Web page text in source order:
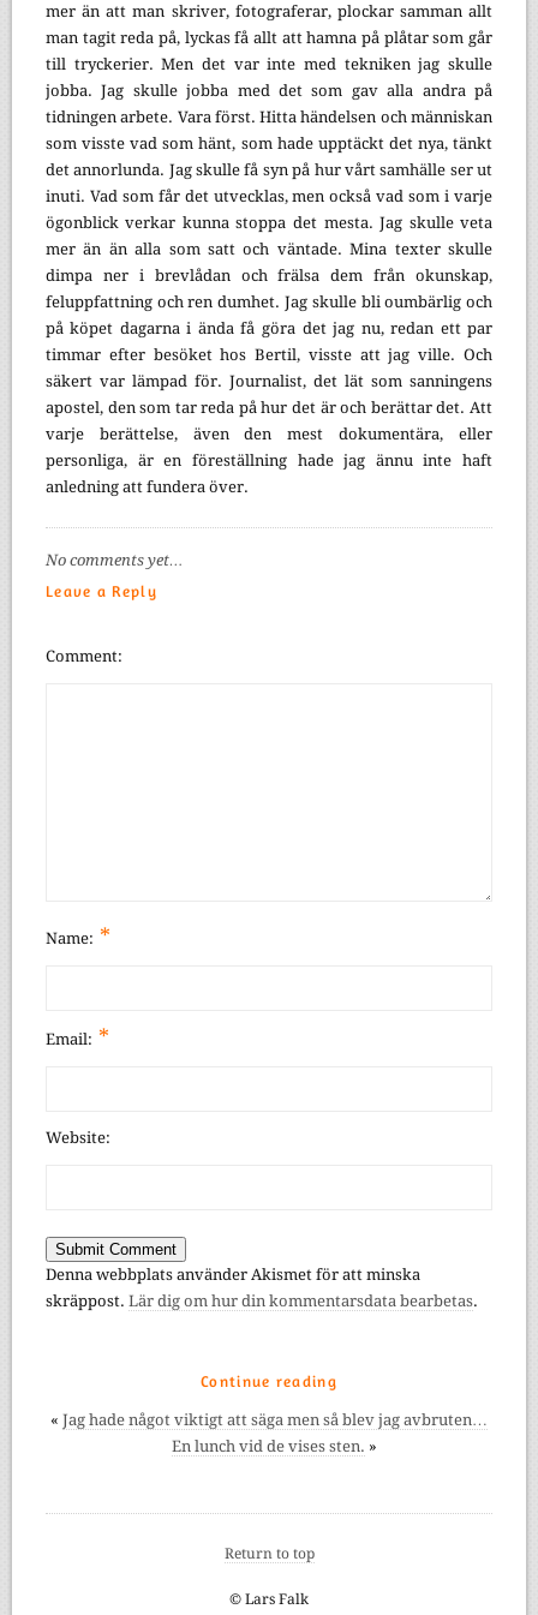
mer än att man skriver, fotograferar, plockar samman allt
man tagit reda på, lyckas få allt att hamna på plåtar som går
till tryckerier. Men det var inte med tekniken jag skulle
jobba. Jag skulle jobba med det som gav alla andra på
tidningen arbete. Vara först. Hitta händelsen och människan
som visste vad som hänt, som hade upptäckt det nya, tänkt
det annorlunda. Jag skulle få syn på hur vårt samhälle ser ut
inuti. Vad som får det utvecklas, men också vad som i varje
ögonblick verkar kunna stoppa det mesta. Jag skulle veta
mer än än alla som satt och väntade. Mina texter skulle
dimpa ner i brevlådan och frälsa dem från okunskap,
feluppfattning och ren dumhet. Jag skulle bli oumbärlig och
på köpet dagarna i ända få göra det jag nu, redan ett par
timmar efter besöket hos Bertil, visste att jag ville. Och
säkert var lämpad för. Journalist, det lät som sanningens
apostel, den som tar reda på hur det är och berättar det. Att
varje berättelse, även den mest dokumentära, eller
personliga, är en föreställning hade jag ännu inte haft
anledning att fundera över.
No comments yet…
Leave a Reply
Comment
Name: *
Email: *
Website:
Denna webbplats använder Akismet för att minska
skräppost. Lär dig om hur din kommentarsdata bearbetas.
Continue reading
« Jag hade något viktigt att säga men så blev jag avbruten…
En lunch vid de vises sten. »
Return to top
© Lars Falk